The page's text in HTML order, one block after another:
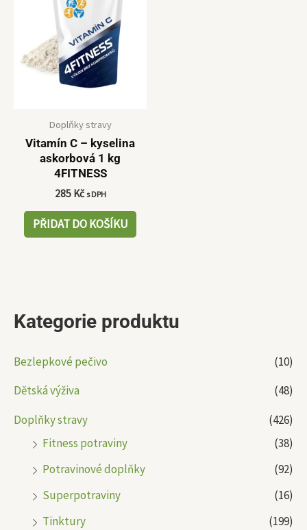
Kategorie produktu
Bezlepkové pečivo
(10)
Dětská výživa
(48)
Doplňky stravy
(426)
Fitness potraviny
(38)
Potravinové doplňky
(92)
Superpotraviny
(16)
Tinktury
(199)
Doplňky stravy
Vitamín C – kyselina
askorbová 1 kg
4FITNESS
285 Kč s DPH
PŘIDAT DO KOŠÍKU